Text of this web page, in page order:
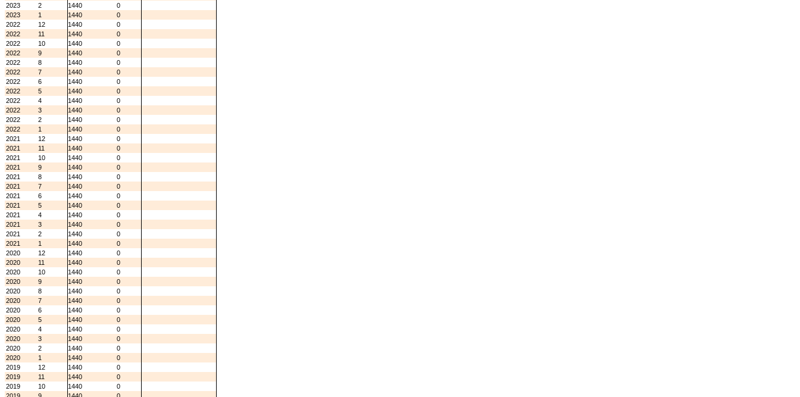
2023
2 1440
0
2023
1 1440
0
2022
12 1440
0
2022
11 1440
0
2022
10 1440
0
2022
9 1440
0
2022
8 1440
0
2022
7 1440
0
2022
6 1440
0
2022
5 1440
0
2022
4 1440
0
2022
3 1440
0
2022
2 1440
0
2022
1 1440
0
2021
12 1440
0
2021
11 1440
0
2021
10 1440
0
2021
9 1440
0
2021
8 1440
0
2021
7 1440
0
2021
6 1440
0
2021
5 1440
0
2021
4 1440
0
2021
3 1440
0
2021
2 1440
0
2021
1 1440
0
2020
12 1440
0
2020
11 1440
0
2020
10 1440
0
2020
9 1440
0
2020
8 1440
0
2020
7 1440
0
2020
6 1440
0
2020
5 1440
0
2020
4 1440
0
2020
3 1440
0
2020
2 1440
0
2020
1 1440
0
2019
12 1440
0
2019
11 1440
0
2019
10 1440
0